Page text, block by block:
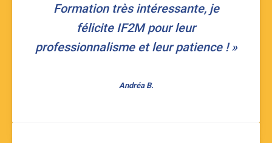
Formation très intéressante, je
félicite IF2M pour leur
professionnalisme et leur patience ! »
Andréa B.